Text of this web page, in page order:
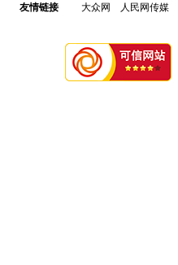
友情链接 大众网 人民网传媒